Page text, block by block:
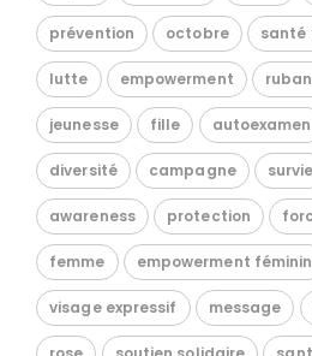
prévention octobre santé
lutte empowerment
jeunesse fille autoexamen
diversité campagne survie
awareness protection
femme empowerment féminin
visage expressif message